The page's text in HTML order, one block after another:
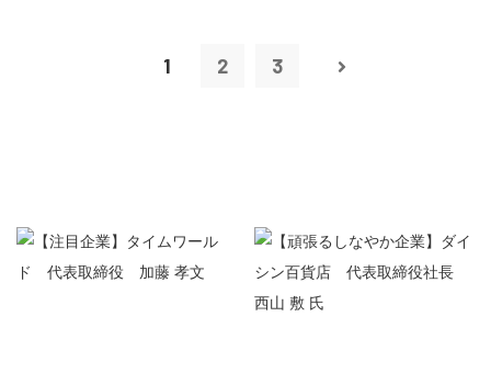
1 2 3